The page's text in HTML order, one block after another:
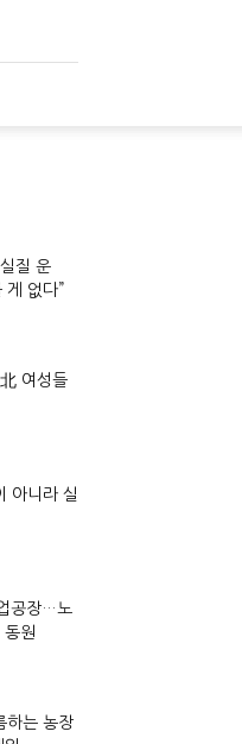
질 운
게 없다”
여성들
아니라 실
공장…노
원
하는 농장